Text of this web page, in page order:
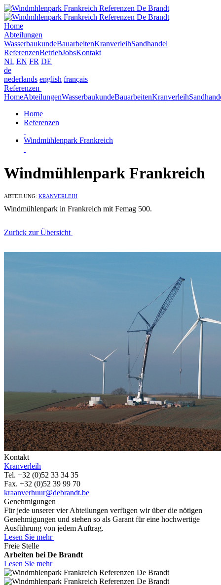
Home
Abteilungen
WasserbaukundeBauarbeitenKranverleihSandhandel
ReferenzenBetriebJobsKontakt
NL EN FR DE
de
nederlands english français
Referenzen
HomeAbteilungenWasserbaukundeBauarbeitenKranverleih
Home
Referenzen
Windmühlenpark Frankreich
Windmühlenpark Frankreich
ABTEILUNG: KRANVERLEIH
Windmühlenpark in Frankreich mit Femag 500.
Zurück zur Übersicht
Kontakt
Kranverleih
Tel. +32 (0)52 33 34 35
Fax. +32 (0)52 39 99 70
kraanverhuur@debrandt.be
Genehmigungen
Für jede unserer vier Abteilungen verfügen wir über die nötigen
Genehmigungen und stehen so als Garant für eine hochwertige
Ausführung von jedem Auftrag.
Lesen Sie mehr
Freie Stelle
Arbeiten bei De Brandt
Lesen Sie mehr